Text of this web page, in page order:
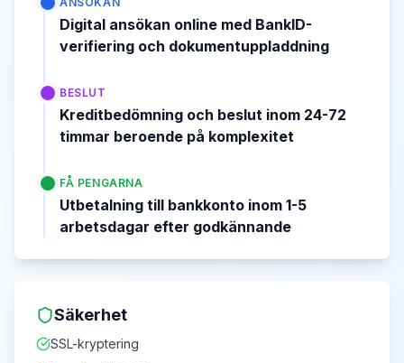
Digital ansökan online med BankID-
verifiering och dokumentuppladdning
BESLUT
Kreditbedömning och beslut inom 24-72
timmar beroende på komplexitet
FÅ PENGARNA
Utbetalning till bankkonto inom 1-5
arbetsdagar efter godkännande
Säkerhet
SSL-kryptering